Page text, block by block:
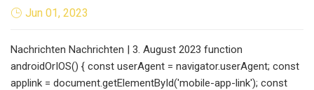
Jun 01, 2023
Nachrichten Nachrichten | 3. August 2023 function
androidOrIOS() { const userAgent = navigator.userAgent; const
applink = document.getElementById('mobile-app-link'); const